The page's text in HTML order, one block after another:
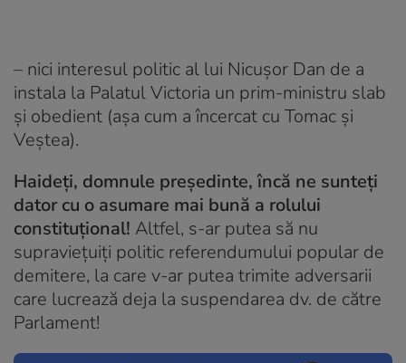
– nici interesul politic al lui Nicușor Dan de a
instala la Palatul Victoria un prim-ministru slab
și obedient (așa cum a încercat cu Tomac și
Veștea).
Haideți, domnule președinte, încă ne sunteți
dator cu o asumare mai bună a rolului
constituțional! Altfel, s-ar putea să nu
supraviețuiți politic referendumului popular de
demitere, la care v-ar putea trimite adversarii
care lucrează deja la suspendarea dv. de către
Parlament!